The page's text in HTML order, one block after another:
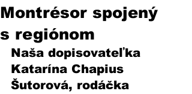
Montrésor spojený
s regiónom
Naša dopisovateľka
Katarína Chapius
Šutorová, rodáčka